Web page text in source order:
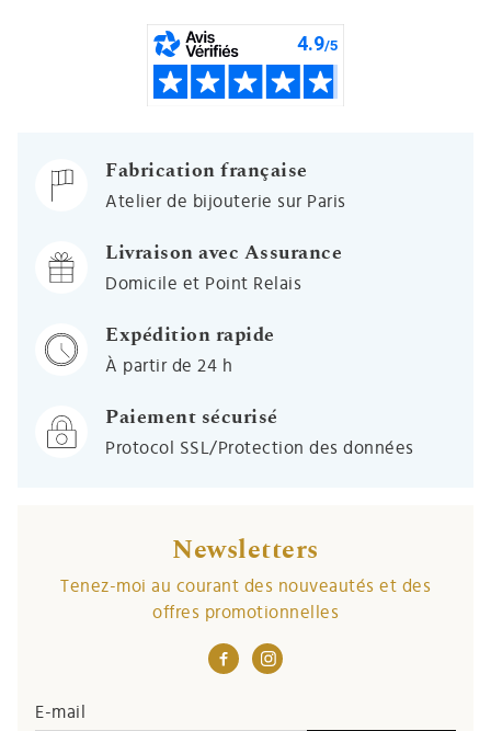
Fabrication française
Atelier de bijouterie sur Paris
Livraison avec Assurance
Domicile et Point Relais
Expédition rapide
À partir de 24 h
Paiement sécurisé
Protocol SSL/Protection des données
Newsletters
Tenez-moi au courant des nouveautés et des
offres promotionnelles
E-mail